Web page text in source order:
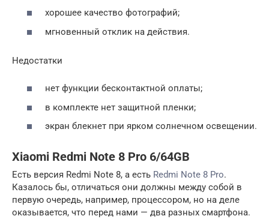
хорошее качество фотографий;
мгновенный отклик на действия.
Недостатки
нет функции бесконтактной оплаты;
в комплекте нет защитной пленки;
экран блекнет при ярком солнечном освещении.
Xiaomi Redmi Note 8 Pro 6/64GB
Есть версия Redmi Note 8, а есть Redmi Note 8 Pro.
Казалось бы, отличаться они должны между собой в
первую очередь, например, процессором, но на деле
оказывается, что перед нами — два разных смартфона.